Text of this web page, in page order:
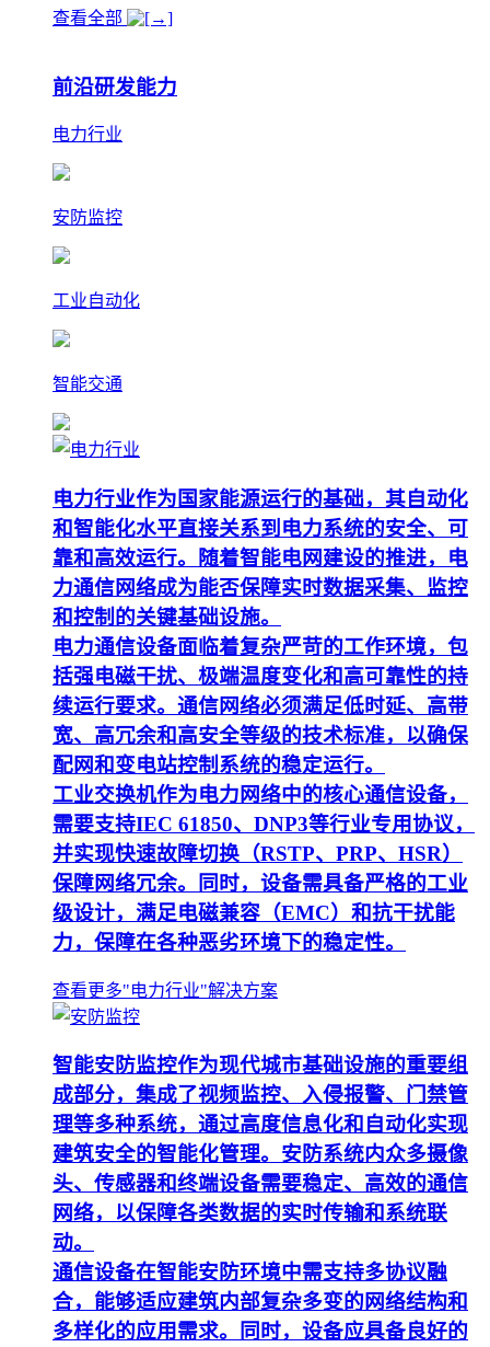
查看全部
前沿研发能力
电力行业
安防监控
工业自动化
智能交通
电力行业作为国家能源运行的基础，其自动化
和智能化水平直接关系到电力系统的安全、可
靠和高效运行。随着智能电网建设的推进，电
力通信网络成为能否保障实时数据采集、监控
和控制的关键基础设施。
电力通信设备面临着复杂严苛的工作环境，包
括强电磁干扰、极端温度变化和高可靠性的持
续运行要求。通信网络必须满足低时延、高带
宽、高冗余和高安全等级的技术标准，以确保
配网和变电站控制系统的稳定运行。
工业交换机作为电力网络中的核心通信设备，
需要支持IEC 61850、DNP3等行业专用协议，
并实现快速故障切换（RSTP、PRP、HSR）
保障网络冗余。同时，设备需具备严格的工业
级设计，满足电磁兼容（EMC）和抗干扰能
力，保障在各种恶劣环境下的稳定性。
查看更多"电力行业"解决方案
智能安防监控作为现代城市基础设施的重要组
成部分，集成了视频监控、入侵报警、门禁管
理等多种系统，通过高度信息化和自动化实现
建筑安全的智能化管理。安防系统内众多摄像
头、传感器和终端设备需要稳定、高效的通信
网络，以保障各类数据的实时传输和系统联
动。
通信设备在智能安防环境中需支持多协议融
合，能够适应建筑内部复杂多变的网络结构和
多样化的应用需求。同时，设备应具备良好的